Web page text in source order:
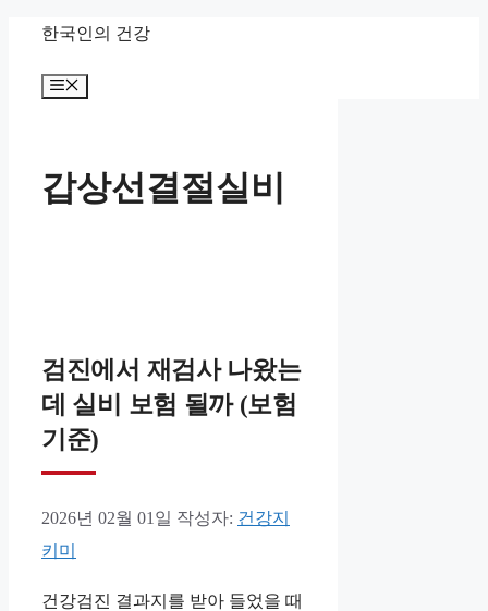
한국인의 건강
메
갑상선결절실비
검진에서 재검사 나왔는
데 실비 보험 될까 (보험
기준)
2026년 02월 01일 작성자: 건강지
키미
건강검진 결과지를 받아 들었을 때